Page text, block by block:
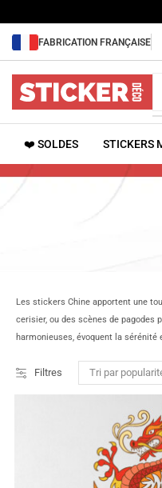
FABRICATION FRANÇAISE
❤️ SOLDES STICKERS
Les stickers Chine apportent une
cerisier, ou des scènes de pagodes
harmonieuses, évoquent la
Filtres